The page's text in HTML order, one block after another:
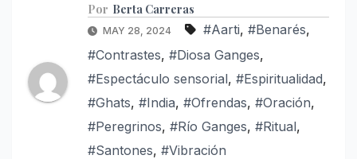
Por Berta Carreras
MAY 28, 2024 #Aarti, #Benarés,
#Contrastes, #Diosa Ganges,
#Espectáculo sensorial, #Espiritualidad,
#Ghats, #India, #Ofrendas, #Oración,
#Peregrinos, #Río Ganges, #Ritual,
#Santones, #Vibración